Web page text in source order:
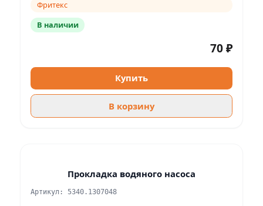
Фритекс
В наличии
70 ₽
Купить
В корзину
Прокладка водяного насоса
Артикул: 5340.1307048